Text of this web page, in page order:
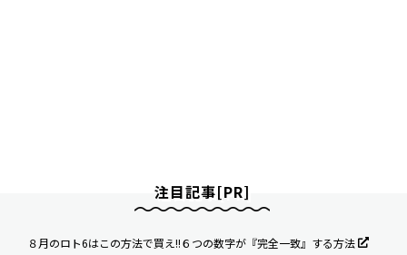
注目記事[PR]
８月のロト6はこの方法で買え!!６つの数字が『完全一致』する方法